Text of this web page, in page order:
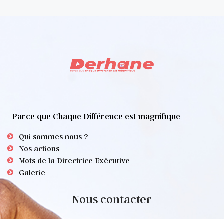
Parce que Chaque Différence est magnifique
Qui sommes nous ?
Nos actions
Mots de la Directrice Exécutive
Galerie
Nous contacter